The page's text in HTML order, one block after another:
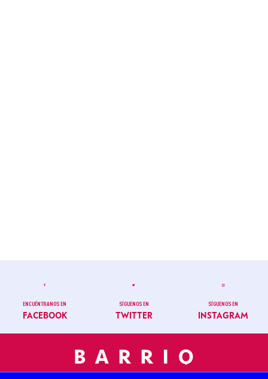
ENCUÉNTRANOS EN
FACEBOOK
SÍGUENOS EN
TWITTER
SÍGUENOS EN
INSTAGRAM